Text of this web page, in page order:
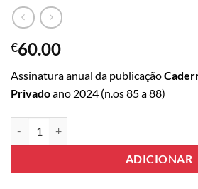
€60.00
Assinatura anual da publicação
Privadoano 2024 (n.os 85 a 88)
ADICIONAR